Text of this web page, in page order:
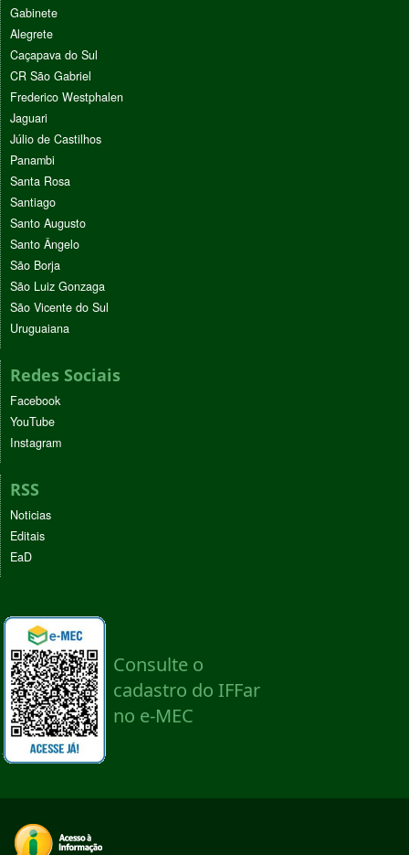
Gabinete
Alegrete
Caçapava do Sul
CR São Gabriel
Frederico Westphalen
Jaguari
Júlio de Castilhos
Panambi
Santa Rosa
Santiago
Santo Augusto
Santo Ângelo
São Borja
São Luiz Gonzaga
São Vicente do Sul
Uruguaiana
Redes Sociais
Facebook
YouTube
Instagram
RSS
Noticias
Editais
EaD